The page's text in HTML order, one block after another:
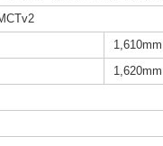
1,610mm
1,620mm